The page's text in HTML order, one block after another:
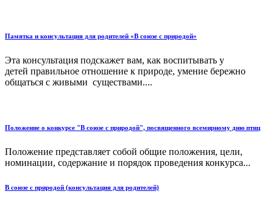
Памятка и консультация для родителей «В союзе с природой»
Эта консультация подскажет вам, как воспитывать у
детей правильное отношение к природе, умение бережно
общаться с живыми существами....
Положение о конкурсе "В союзе с природой", посвященного всемирному дню птиц
Положение представляет собой общие положения, цели,
номинации, содержание и порядок проведения конкурса...
В союзе с природой (консультация для родителей)